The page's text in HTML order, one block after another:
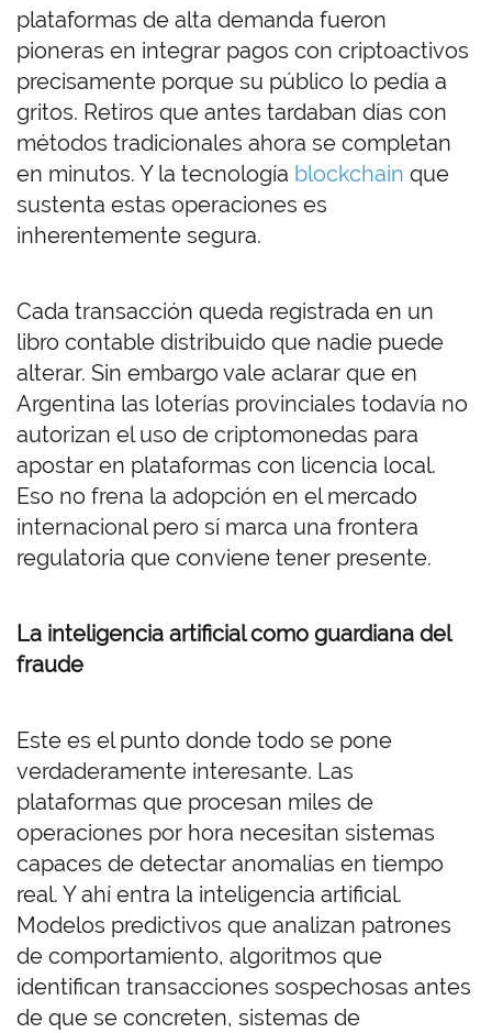
plataformas de alta demanda fueron
pioneras en integrar pagos con criptoactivos
precisamente porque su público lo pedía a
gritos. Retiros que antes tardaban días con
métodos tradicionales ahora se completan
en minutos. Y la tecnología blockchain que
sustenta estas operaciones es
inherentemente segura.
Cada transacción queda registrada en un
libro contable distribuido que nadie puede
alterar. Sin embargo vale aclarar que en
Argentina las loterías provinciales todavía no
autorizan el uso de criptomonedas para
apostar en plataformas con licencia local.
Eso no frena la adopción en el mercado
internacional pero sí marca una frontera
regulatoria que conviene tener presente.
La inteligencia artificial como guardiana del
fraude
Este es el punto donde todo se pone
verdaderamente interesante. Las
plataformas que procesan miles de
operaciones por hora necesitan sistemas
capaces de detectar anomalías en tiempo
real. Y ahí entra la inteligencia artificial.
Modelos predictivos que analizan patrones
de comportamiento, algoritmos que
identifican transacciones sospechosas antes
de que se concreten, sistemas de